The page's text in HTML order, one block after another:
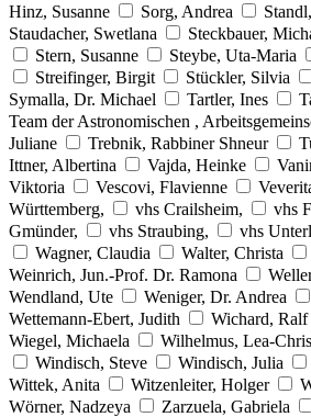
Hinz, Susanne
Sorg, Andrea
Staudacher, Swetlana
Steckbauer,
Stern, Susanne
Steybe, Uta-Maria
Streifinger, Birgit
Stückler, Silvia
Symalla, Dr. Michael
Tartler, Ines
Team der Astronomischen ,
Juliane
Trebnik, Rabbiner Shneur
Ittner, Albertina
Vajda, Heinke
Viktoria
Vescovi, Flavienne
Württemberg,
vhs Crailsheim, vhs
Gmünder,
vhs Straubing, vhs
Wagner, Claudia
Walter, Christa
Weinrich, Jun.-Prof. Dr. Ramona
Wendland, Ute
Weniger, Dr. Andrea
Wettemann-Ebert, Judith
Wichard, Ralf
Wiegel, Michaela
Wilhelmus, Lea-
Windisch, Steve
Windisch, Julia
Wittek, Anita
Witzenleiter, Holger
Wörner, Nadzeya
Zarzuela, Gabriela